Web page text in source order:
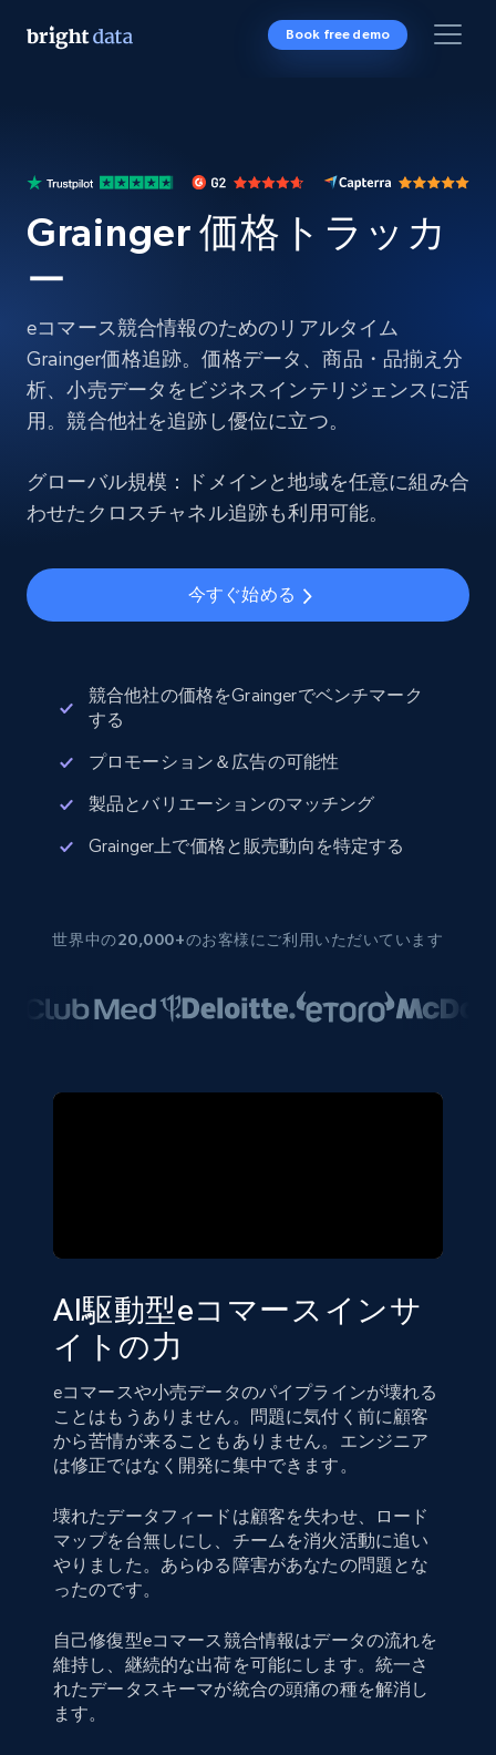
Book free demo
Grainger 価格トラッカ
ー
eコマース競合情報のためのリアルタイム
Grainger価格追跡。価格データ、商品・品揃え分
析、小売データをビジネスインテリジェンスに活
用。競合他社を追跡し優位に立つ。
グローバル規模：ドメインと地域を任意に組み合
わせたクロスチャネル追跡も利用可能。
今すぐ始める
競合他社の価格をGraingerでベンチマーク
する
プロモーション＆広告の可能性
製品とバリエーションのマッチング
Grainger上で価格と販売動向を特定する
世界中の20,000+のお客様にご利用いただいています
AI駆動型eコマースインサ
イトの力
eコマースや小売データのパイプラインが壊れる
ことはもうありません。問題に気付く前に顧客
から苦情が来ることもありません。エンジニア
は修正ではなく開発に集中できます。
壊れたデータフィードは顧客を失わせ、ロード
マップを台無しにし、チームを消火活動に追い
やりました。あらゆる障害があなたの問題とな
ったのです。
自己修復型eコマース競合情報はデータの流れを
維持し、継続的な出荷を可能にします。統一さ
れたデータスキーマが統合の頭痛の種を解消し
ます。